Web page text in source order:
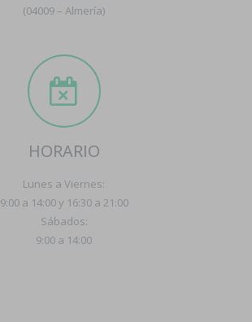
(04009 – Almería)
HORARIO
Lunes a Viernes:
9:00 a 14:00 y 16:30 a 21:00
Sábados:
9:00 a 14:00